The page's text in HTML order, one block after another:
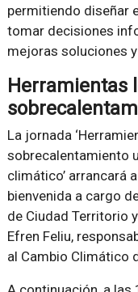
permitiendo diseñar
tomar decisiones
mejoras soluciones
Herramientas
La jornada
sobrecalentamiento
climático’ arrancará
bienvenida a cargo
de Ciudad Territorio
Efren Feliu,
al Cambio Climático